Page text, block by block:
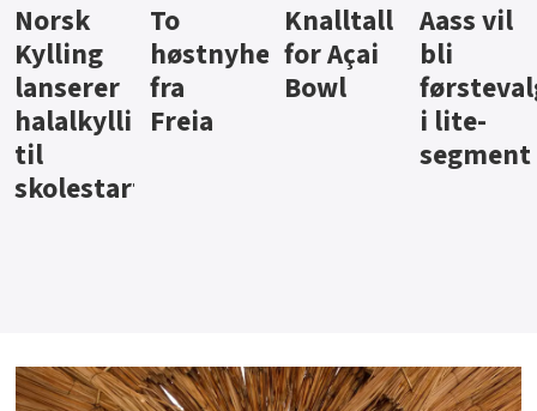
Knalltall
for Açai
Bowl
Aass vil
bli
førstevalg
i lite-
Brus og
jus fra
Berentsen
Hard
iste fra
Hansa